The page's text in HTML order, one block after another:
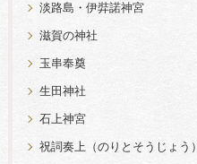
淡路島・伊弉諾神宮
滋賀の神社
玉串奉奠
生田神社
石上神宮
祝詞奏上（のりとそうじょう）